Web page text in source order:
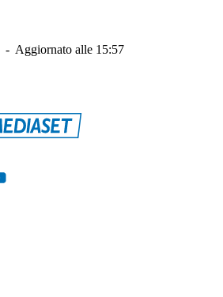
- Aggiornato alle 15:57